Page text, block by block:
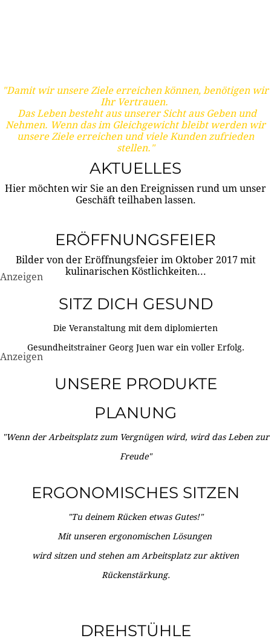
"Damit wir unsere Ziele erreichen können, benötigen wir
Ihr Vertrauen.
Das Leben besteht aus unserer Sicht aus Geben und
Nehmen. Wenn das im Gleichgewicht bleibt werden wir
unsere Ziele erreichen und viele Kunden zufrieden
stellen."
AKTUELLES
Hier möchten wir Sie an den Ereignissen rund um unser
Geschäft teilhaben lassen.
ERÖFFNUNGSFEIER
Bilder von der Eröffnungsfeier im Oktober 2017 mit
kulinarischen Köstlichkeiten...
Anzeigen
SITZ DICH GESUND
Die Veranstaltung mit dem diplomierten
Gesundheitstrainer Georg Juen war ein voller Erfolg.
Anzeigen
UNSERE PRODUKTE
PLANUNG
"Wenn der Arbeitsplatz zum Vergnügen wird, wird das Leben zur
Freude"
ERGONOMISCHES SITZEN
"Tu deinem Rücken etwas Gutes!"
Mit unseren ergonomischen Lösungen
wird sitzen und stehen am Arbeitsplatz zur aktiven
Rückenstärkung.
DREHSTÜHLE